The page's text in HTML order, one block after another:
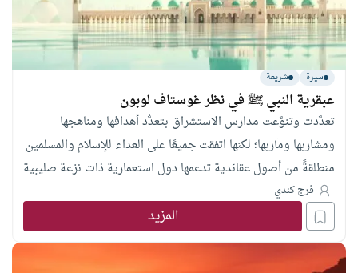
سيرة شريعة
عبقرية النبي ﷺ في نظر غوستاف لوبون
تعدَّدت وتنوَّعت مدارس الاستشراق بتعدُّد أهدافها ومناهجها
ومشاربها ومآربها؛ لكنها اتفقت جميعًا على العداء للإسلام والمسلمين
منطلقةً من أصول عقائدية تدعمها دول استعمارية ذات نزعة صليبية
تباركها كنيسة حاقدة على دين الإسلام ونبي الإسلام وجميع
المسلمين. خرَّجَتْ هذه المدارس عددًا كبيرًا من الشخصيات العلمية
الموسوعية التي تخصَّصَتْ في دراسة الإسلام وتعمَّقت في العلوم
الإسلامية وكل
فرج كندي
المزيد